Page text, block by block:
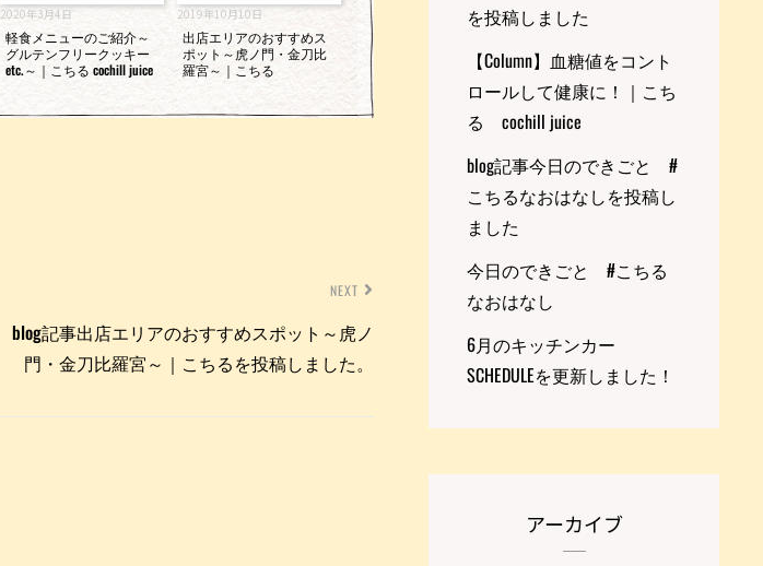
2020年3月4日
軽食メニューのご紹介～
グルテンフリークッキー
etc.～｜こちる cochill juice
2019年10月10日
出店エリアのおすすめス
ポット～虎ノ門・金刀比
羅宮～｜こちる
NEXT
blog記事出店エリアのおすすめスポット～虎ノ
門・金刀比羅宮～｜こちるを投稿しました。
を投稿しました
【Column】血糖値をコント
ロールして健康に！｜こち
る cochill juice
blog記事今日のできごと #
こちるなおはなしを投稿し
ました
今日のできごと #こちる
なおはなし
6月のキッチンカー
SCHEDULEを更新しました！
アーカイブ